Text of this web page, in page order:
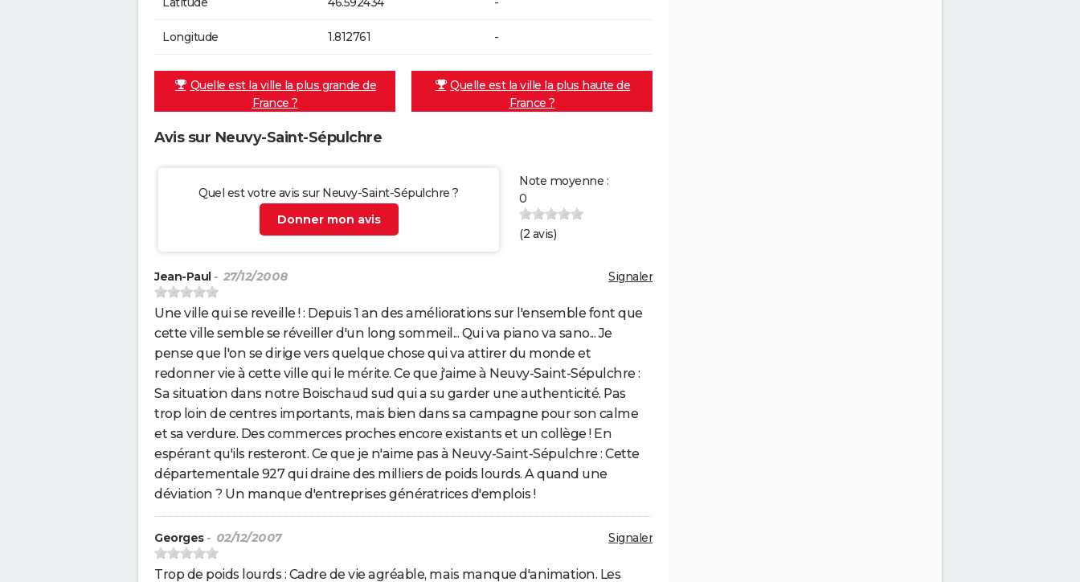
Longitude 1.812761 -
Quelle est la ville la plus grande de
France ?
Quelle est la ville la plus haute de
France ?
Avis sur Neuvy-Saint-Sépulchre
Quel est votre avis sur Neuvy-Saint-Sépulchre ?
Donner mon avis
Note moyenne :
0
(2 avis)
Signaler
Jean-Paul - 27/12/2008
Une ville qui se reveille ! : Depuis 1 an des améliorations sur l'ensemble font que
cette ville semble se réveiller d'un long sommeil... Qui va piano va sano... Je
pense que l'on se dirige vers quelque chose qui va attirer du monde et
redonner vie à cette ville qui le mérite. Ce que j'aime à Neuvy-Saint-Sépulchre :
Sa situation dans notre Boischaud sud qui a su garder une authenticité. Pas
trop loin de centres importants, mais bien dans sa campagne pour son calme
et sa verdure. Des commerces proches encore existants et un collège ! En
espérant qu'ils resteront. Ce que je n'aime pas à Neuvy-Saint-Sépulchre : Cette
départementale 927 qui draine des milliers de poids lourds. A quand une
déviation ? Un manque d'entreprises génératrices d'emplois !
Signaler
Georges- 02/12/2007
Trop de poids lourds : Cadre de vie agréable, mais manque d'animation. Les